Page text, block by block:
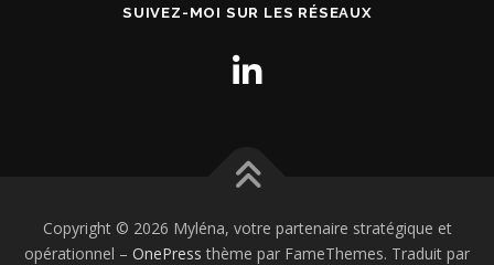
SUIVEZ-MOI SUR LES RÉSEAUX
Copyright © 2026 Myléna, votre partenaire stratégique et
opérationnel – OnePress thème par FameThemes. Traduit par